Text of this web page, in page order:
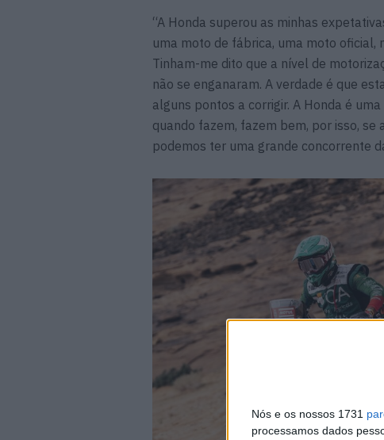
Nós e os nossos 1731
processamos dados
“A Honda superou as minhas
uma moto de fábrica, uma moto
Tinham-me dito que a nível de
não se enganaram. A verdade é que
alguns pontos a corrigir. A Honda é
quando fazem, fazem bem, por isso,
podemos ter uma grande concorrente